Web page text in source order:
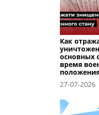
Как
основных
время
27-07-2026